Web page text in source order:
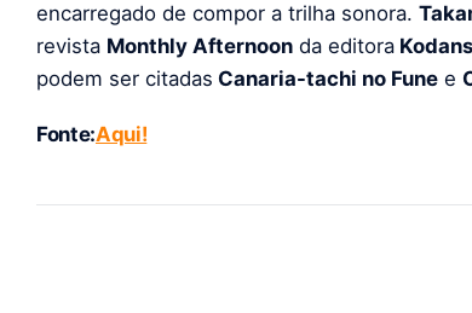
encarregado de compor a trilha sonora.
revista Monthly Afternoon da editora
podem ser citadas Canaria-tachi no Fune e
Fonte:Aqui!